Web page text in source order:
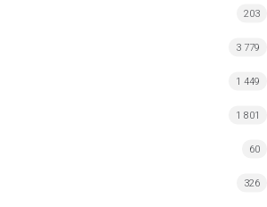
203
3 779
1 449
1 801
60
326